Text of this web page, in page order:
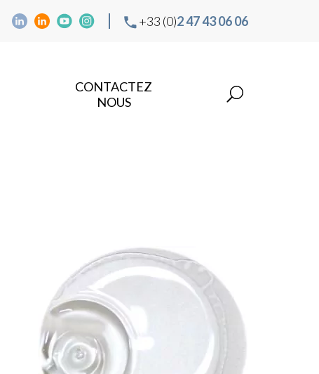
+33 (0)2 47 43 06 06
CONTACTEZ
NOUS